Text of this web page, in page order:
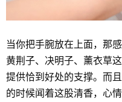
当你把手腕放在上面，那
黄荆子、决明子、薰衣草
提供恰到好处的支撑。而
的时候闻着这股清香，心